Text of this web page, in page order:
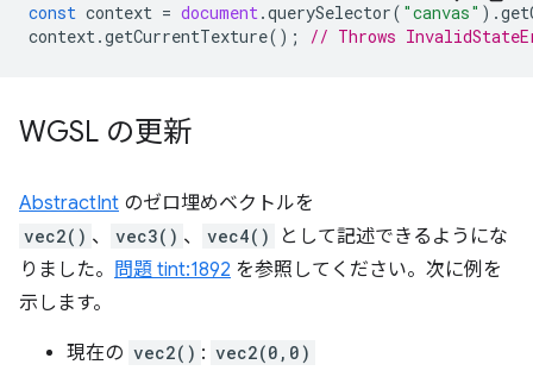
const context = document.querySelector( "canvas" ).
context.getCurrentTexture(); // Throws
WGSL の更新
AbstractInt のゼロ埋めベクトルを
vec2() 、 vec3() 、 vec4()
として記述できるようにな
りました。 問題 tint:1892 を参照してください。次に例を
示します。
現在の vec2() : vec2(0,0)